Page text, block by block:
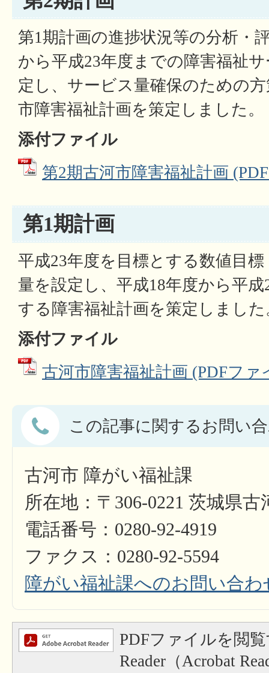
第1期計画の進捗状況等の分析・
から平成23年度までの障害福祉
定し、サービス量確保のための
市障害福祉計画を策定しました。
添付ファイル
第2期古河市障害福祉計画
第1期計画
平成23年度を目標とする数値目
量を設定し、平成18年度から平
する障害福祉計画を策定しました
添付ファイル
古河市障害福祉計画 (PDFファ
この記事に関するお問い
古河市 障がい福祉課
所在地：〒306-0221 茨城県
電話番号：0280-92-4919
ファクス：0280-92-5594
障がい福祉課へのお問い合わ
PDFファイルを閲
Reader（Acrobat